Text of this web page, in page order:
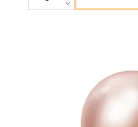
latexovy balon chromovy ruzovo
do 60cm dodavame nenafukany